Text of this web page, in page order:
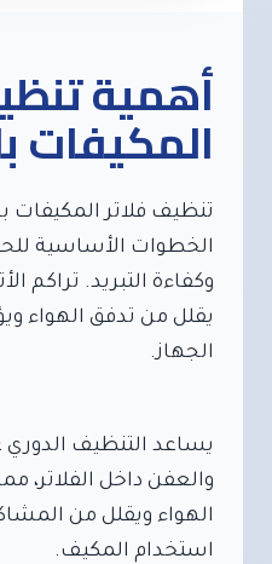
أهمية
المكيفات
تنظيف فلاتر
الخطوات الأساسية
وكفاءة التبريد. تراكم
يقلل من تدفق الهواء
الجهاز.
يساعد التنظيف الدوري
والعفن داخل الفلاتر،
الهواء ويقلل من
استخدام المكيف.